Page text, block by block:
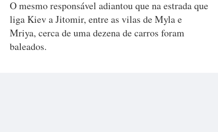
O mesmo responsável adiantou que na estrada que
liga Kiev a Jitomir, entre as vilas de Myla e
Mriya, cerca de uma dezena de carros foram
baleados.